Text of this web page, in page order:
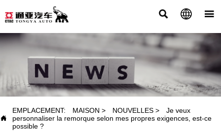
  
NOUVELLES

EMPLACEMENT: MAISON > NOUVELLES >
Je veux
personnaliser la remorque selon mes propres exigences, est-ce
possible ?